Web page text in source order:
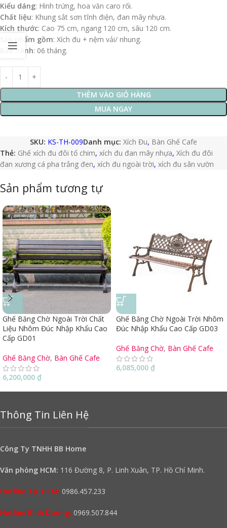
Kiểu dáng: Hình trứng, hoa văn caro rối.
Chất liệu: Khung sắt sơn tĩnh điện, đan mây nhựa.
Kích thước: Cao 75 cm, ngang 120 cm, sâu 120 cm.
Sản phẩm gồm: Xích đu + nệm vải/ nhung.
Bảo hành: 06 tháng.
THÊM VÀO GIỎ HÀNG
MUA NGAY
SKU: KS-TH-009Danh mục: Xích Đu, Bàn Ghế Cafe
Thẻ: Ghế xích đu đôi tổ chim, xích đu đan mây nhựa, Xích đu đôi
đan xương cá pha trắng đen, xích đu ngoài trời, xích đu sân vườn
Sản phẩm tương tự
Ghế Băng Chờ Ngoài Trời Chất
Liệu Nhôm Đúc Nhập Khẩu Cao
Cấp GD01
Ghế Băng Chờ, Bàn Ghế Cafe
6,200,000 ₫
Ghế Băng Chờ Ngoài Trời Nhôm
Đúc Nhập Khẩu Cao Cấp GD03
Ghế Băng Chờ, Bàn Ghế Cafe
6,085,000 ₫
Thông Tin Liên Hệ
Công Ty TNHH BB Home
Văn phòng HCM: 116 Đường 8, P. Linh Xuân, TP. Hồ Chí Minh.
Hotline Tp. HCM: 0986.457.233
Hotline Bình Dương: 0969.507.844